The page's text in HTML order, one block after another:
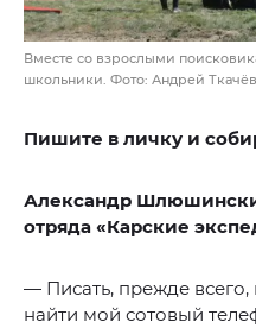
Вместе со взрослыми
школьники. Фото: Андрей
Пишите в личку и
Александр
отряда «Карские
— Писать, прежде
найти мой сотовый